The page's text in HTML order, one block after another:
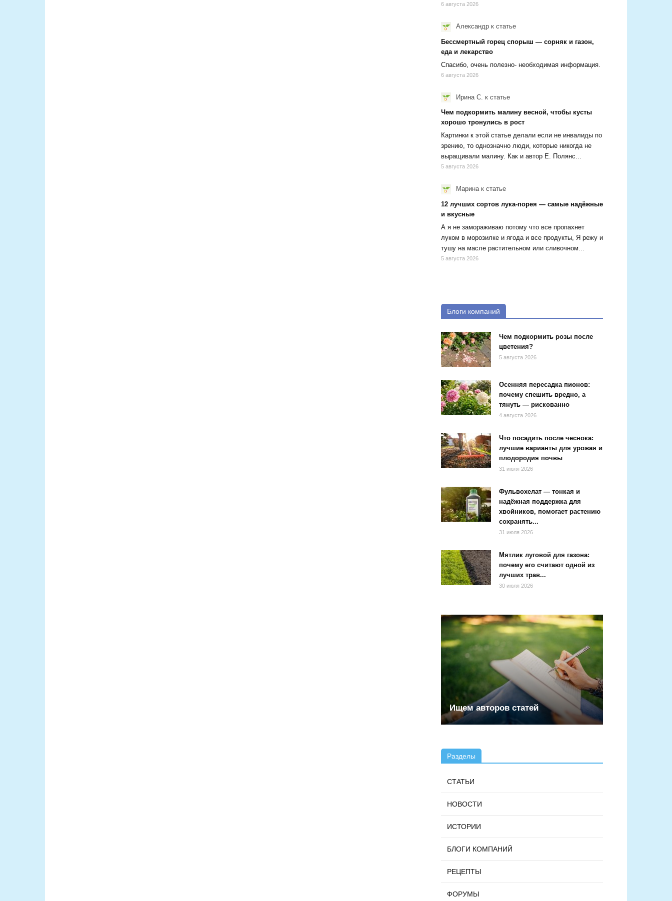
6 августа 2026
Александр к статье
Бессмертный горец спорыш — сорняк и газон,
еда и лекарство
Спасибо, очень полезно- необходимая информация.
6 августа 2026
Ирина С. к статье
Чем подкормить малину весной, чтобы кусты
хорошо тронулись в рост
Картинки к этой статье делали если не инвалиды по
зрению, то однозначно люди, которые никогда не
выращивали малину. Как и автор Е. Полянс...
5 августа 2026
Маринак статье
12 лучших сортов лука-порея — самые надёжные
и вкусные
А я не замораживаю потому что все пропахнет
луком в морозилке и ягода и все продукты, Я режу и
тушу на масле растительном или сливочном...
5 августа 2026
Блоги компаний
Чем подкормить розы после
цветения?
5 августа 2026
Осенняя пересадка пионов:
почему спешить вредно, а
тянуть — рискованно
4 августа 2026
Что посадить после чеснока:
лучшие варианты для урожая и
плодородия почвы
31 июля 2026
Фульвохелат — тонкая и
надёжная поддержка для
хвойников, помогает растению
сохранять...
31 июля 2026
Мятлик луговой для газона:
почему его считают одной из
лучших трав...
30 июля 2026
Ищем авторов статей
Разделы
СТАТЬИ
НОВОСТИ
ИСТОРИИ
БЛОГИ КОМПАНИЙ
РЕЦЕПТЫ
ФОРУМЫ